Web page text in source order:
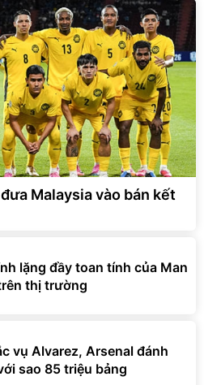
Malaysia vào bán kết
lặng đầy toan tính của Man
thị trường
vụ Alvarez, Arsenal đánh
sao 85 triệu bảng